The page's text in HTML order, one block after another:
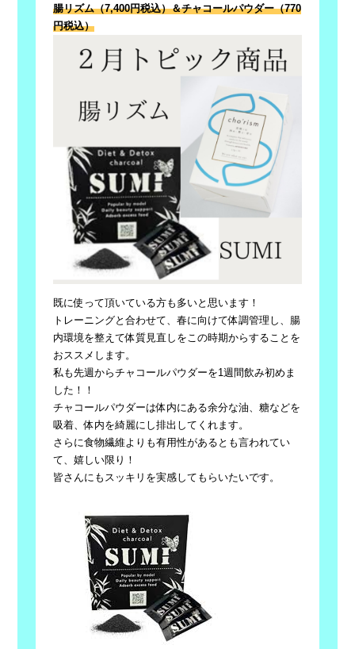
腸リズム（7,400円税込）＆チャコールパウダー（770
円税込）
既に使って頂いている方も多いと思います！
トレーニングと合わせて、春に向けて体調管理し、 腸
内環境を整えて体質見直しをこの時期からすることを
おススメし ます。
私も先週からチャコールパウダーを1週間飲み初めま
した！！
チャコールパウダーは体内にある余分な油、糖などを
吸着、体内を綺麗にし排出してくれます。
さらに食物繊維よりも有用性があるとも言われてい
て、嬉しい限り！
皆さんにもスッキリを実感してもらいたいです。